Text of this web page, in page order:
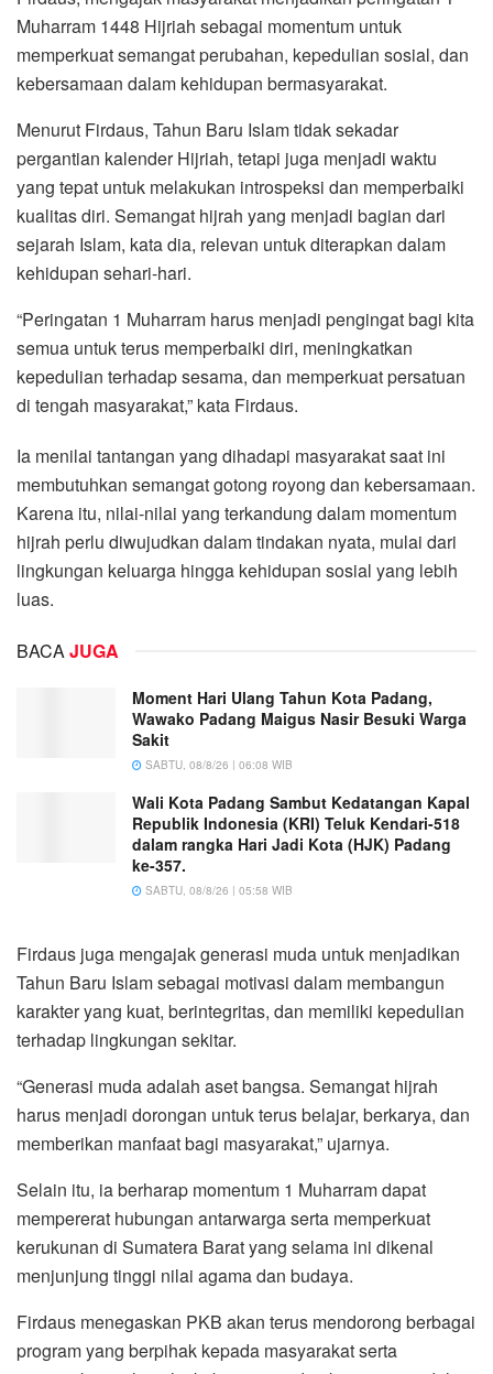
Muharram 1448 Hijriah sebagai momentum untuk
memperkuat semangat perubahan, kepedulian sosial, dan
kebersamaan dalam kehidupan bermasyarakat.
Menurut Firdaus, Tahun Baru Islam tidak sekadar
pergantian kalender Hijriah, tetapi juga menjadi waktu
yang tepat untuk melakukan introspeksi dan memperbaiki
kualitas diri. Semangat hijrah yang menjadi bagian dari
sejarah Islam, kata dia, relevan untuk diterapkan dalam
kehidupan sehari-hari.
“Peringatan 1 Muharram harus menjadi pengingat bagi kita
semua untuk terus memperbaiki diri, meningkatkan
kepedulian terhadap sesama, dan memperkuat persatuan
di tengah masyarakat,” kata Firdaus.
Ia menilai tantangan yang dihadapi masyarakat saat ini
membutuhkan semangat gotong royong dan kebersamaan.
Karena itu, nilai-nilai yang terkandung dalam momentum
hijrah perlu diwujudkan dalam tindakan nyata, mulai dari
lingkungan keluarga hingga kehidupan sosial yang lebih
luas.
BACAJUGA
Moment Hari Ulang Tahun Kota Padang,
Wawako Padang Maigus Nasir Besuki Warga
Sakit
SABTU, 08/8/26 | 06:08 WIB
Wali Kota Padang Sambut Kedatangan Kapal
Republik Indonesia (KRI) Teluk Kendari-518
dalam rangka Hari Jadi Kota (HJK) Padang
ke-357.
SABTU, 08/8/26 | 05:58 WIB
Firdaus juga mengajak generasi muda untuk menjadikan
Tahun Baru Islam sebagai motivasi dalam membangun
karakter yang kuat, berintegritas, dan memiliki kepedulian
terhadap lingkungan sekitar.
“Generasi muda adalah aset bangsa. Semangat hijrah
harus menjadi dorongan untuk terus belajar, berkarya, dan
memberikan manfaat bagi masyarakat,” ujarnya.
Selain itu, ia berharap momentum 1 Muharram dapat
mempererat hubungan antarwarga serta memperkuat
kerukunan di Sumatera Barat yang selama ini dikenal
menjunjung tinggi nilai agama dan budaya.
Firdaus menegaskan PKB akan terus mendorong berbagai
program yang berpihak kepada masyarakat serta